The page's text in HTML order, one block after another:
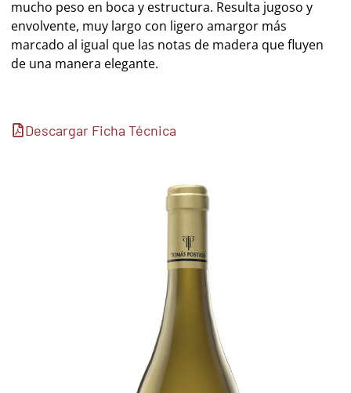
mucho peso en boca y estructura. Resulta jugoso y
envolvente, muy largo con ligero amargor más
marcado al igual que las notas de madera que fluyen
de una manera elegante.
Descargar Ficha Técnica